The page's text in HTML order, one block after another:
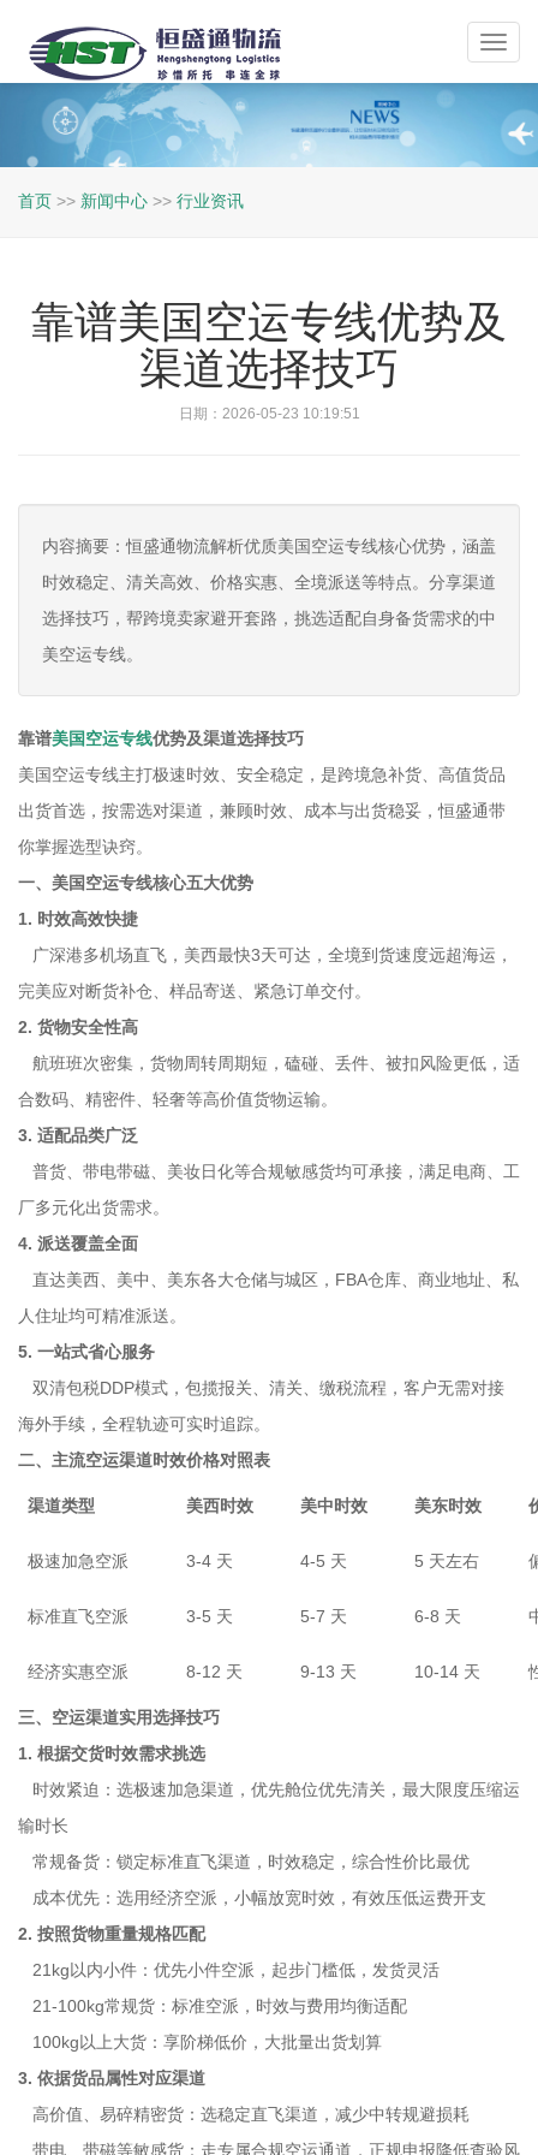
首页 >> 新闻中心 >> 行业资讯
靠谱美国空运专线优势及
渠道选择技巧
日期：2026-05-23 10:19:51
内容摘要：恒盛通物流解析优质美国空运专线核心优势，涵盖
时效稳定、清关高效、价格实惠、全境派送等特点。分享渠道
选择技巧，帮跨境卖家避开套路，挑选适配自身备货需求的中
美空运专线。
靠谱美国空运专线优势及渠道选择技巧
美国空运专线主打极速时效、安全稳定，是跨境急补货、高值货品
出货首选，按需选对渠道，兼顾时效、成本与出货稳妥，恒盛通带
你掌握选型诀窍。
一、美国空运专线核心五大优势
1. 时效高效快捷
广深港多机场直飞，美西最快3天可达，全境到货速度远超海运，
完美应对断货补仓、样品寄送、紧急订单交付。
2. 货物安全性高
航班班次密集，货物周转周期短，磕碰、丢件、被扣风险更低，适
合数码、精密件、轻奢等高价值货物运输。
3. 适配品类广泛
普货、带电带磁、美妆日化等合规敏感货均可承接，满足电商、工
厂多元化出货需求。
4. 派送覆盖全面
直达美西、美中、美东各大仓储与城区，FBA仓库、商业地址、私
人住址均可精准派送。
5. 一站式省心服务
双清包税DDP模式，包揽报关、清关、缴税流程，客户无需对接
海外手续，全程轨迹可实时追踪。
二、主流空运渠道时效价格对照表
渠道类型 美西时效 美中时效 美东时效
极速加急空派 3-4 天 4-5 天 5 天左右
标准直飞空派 3-5 天 5-7 天 6-8 天
经济实惠空派 8-12 天 9-13 天 10-14 天
三、空运渠道实用选择技巧
1. 根据交货时效需求挑选
时效紧迫：选极速加急渠道，优先舱位优先清关，最大限度压缩运
输时长
常规备货：锁定标准直飞渠道，时效稳定，综合性价比最优
成本优先：选用经济空派，小幅放宽时效，有效压低运费开支
2. 按照货物重量规格匹配
21kg以内小件：优先小件空派，起步门槛低，发货灵活
21-100kg常规货：标准空派，时效与费用均衡适配
100kg以上大货：享阶梯低价，大批量出货划算
3. 依据货品属性对应渠道
高价值、易碎精密货：选稳定直飞渠道，减少中转规避损耗
带电、带磁等敏感货：走专属合规空运通道，正规申报降低查验风